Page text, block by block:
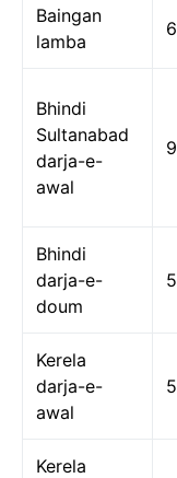
Baingan
lamba
Bhindi
Sultanabad
darja-e-
awal
Bhindi
darja-e-
doum
Kerela
darja-e-
awal
Kerela